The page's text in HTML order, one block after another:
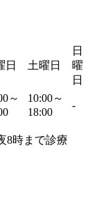
日 土曜日
日
曜
日
～
10:00～
18:00
-
8時まで診療